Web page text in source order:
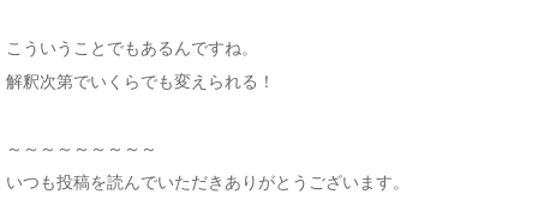
こういうことでもあるんですね。
解釈次第でいくらでも変えられる！
～～～～～～～～～
いつも投稿を読んでいただきありがとうございます。